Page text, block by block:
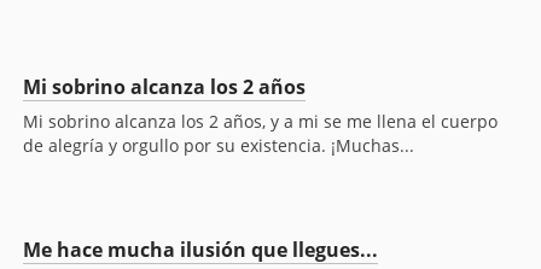
Mi sobrino alcanza los 2 años
Mi sobrino alcanza los 2 años, y a mi se me llena el cuerpo
de alegría y orgullo por su existencia. ¡Muchas...
Me hace mucha ilusión que llegues...